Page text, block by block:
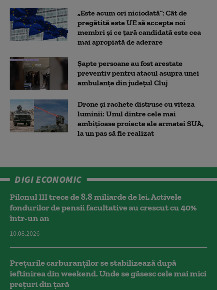
„Este acum ori niciodată”: Cât de
pregătită este UE să accepte noi
membri și ce țară candidată este cea
mai apropiată de aderare
Șapte persoane au fost arestate
preventiv pentru atacul asupra unei
ambulanțe din județul Cluj
Drone și rachete distruse cu viteza
luminii: Unul dintre cele mai
ambițioase proiecte ale armatei SUA,
la un pas să fie realizat
DIGI ECONOMIC
Pilonul III trece de 8,8 miliarde de lei. Activele
fondurilor de pensii facultative au crescut cu 40%
într-un an
10.08.2026
Prețurile carburanților se stabilizează după
ieftinirea din weekend. Unde se găsesc cele mai mici
prețuri din țară